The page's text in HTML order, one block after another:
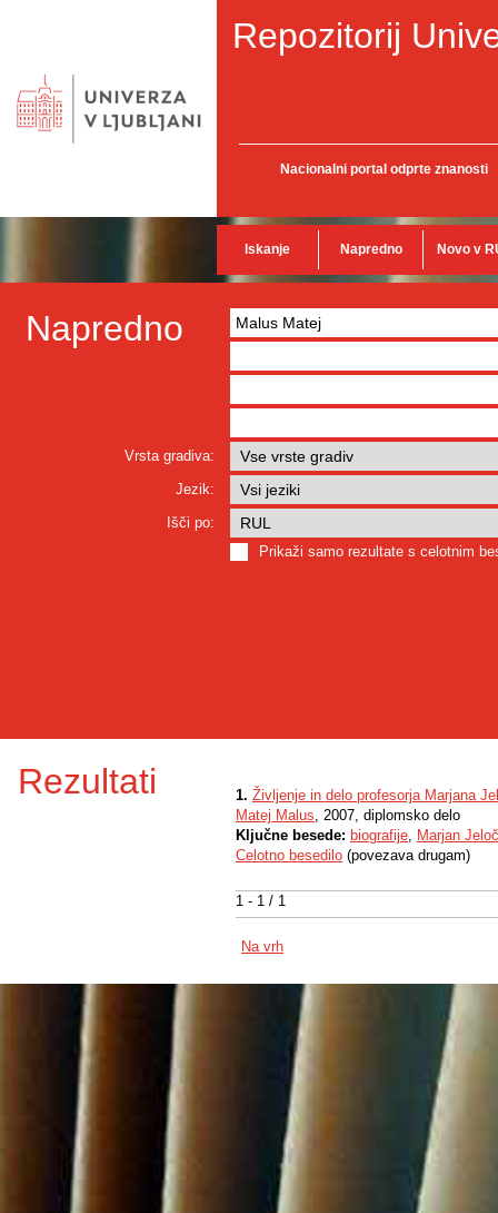
Repozitorij
Nacionalni portal odprte znanosti
Iskanje Napredno Novo v
Napredno
Vrsta gradiva:
Jezik:
Išči po:
Prikaži samo rezultate s celotnim
Rezultati
1 - 1 / 1
1. Življenje in delo profesorja Marjana
Matej Malus, 2007, diplomsko delo
Ključne besede: biografije, Marjan
Celotno besedilo (povezava drugam)
Na vrh